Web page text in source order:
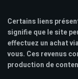
Certains liens
signifie que le site
effectuez un achat
vous. Ces revenus
production de